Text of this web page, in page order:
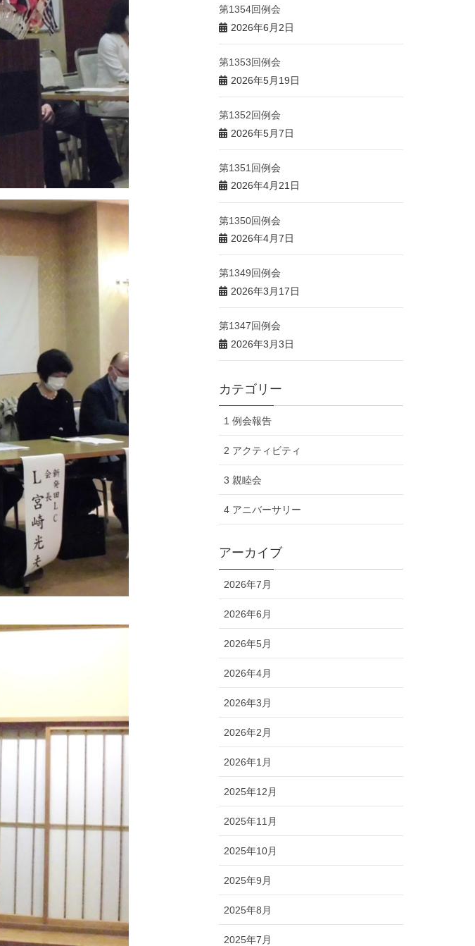
第1354回例会
2026年6月2日
第1353回例会
2026年5月19日
第1352回例会
2026年5月7日
第1351回例会
2026年4月21日
第1350回例会
2026年4月7日
第1349回例会
2026年3月17日
第1347回例会
2026年3月3日
カテゴリー
1 例会報告
2 アクティビティ
3 親睦会
4 アニバーサリー
アーカイブ
2026年7月
2026年6月
2026年5月
2026年4月
2026年3月
2026年2月
2026年1月
2025年12月
2025年11月
2025年10月
2025年9月
2025年8月
2025年7月